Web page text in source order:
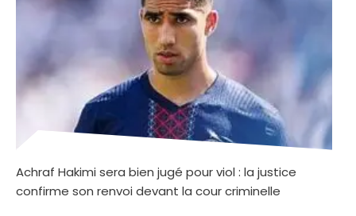
Achraf Hakimi sera bien jugé pour viol : la justice
confirme son renvoi devant la cour criminelle